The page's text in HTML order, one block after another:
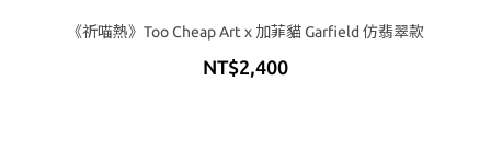
《祈喵熱》Too Cheap Art x 加菲貓 Garfield 仿翡翠款
NT$2,400